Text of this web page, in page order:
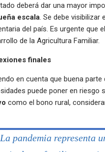
deberá dar una mayor
escala. Se debe visibilizar
del país. Es urgente que
de la Agricultura Familiar.
finales
en cuenta que buena
puede poner en riesgo
como el bono rural,
La pandemia representa